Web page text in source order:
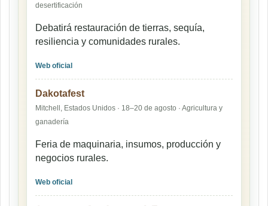
desertificación
Debatirá restauración de tierras, sequía,
resiliencia y comunidades rurales.
Web oficial
Dakotafest
Mitchell, Estados Unidos · 18–20 de agosto · Agricultura y
ganadería
Feria de maquinaria, insumos, producción y
negocios rurales.
Web oficial